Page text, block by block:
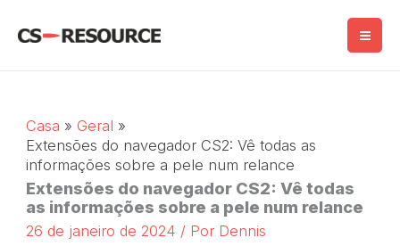
para
Casa
Geral
Extensões do navegador CS2: Vê todas as
informações sobre a pele num relance
Extensões do navegador CS2: Vê todas
as informações sobre a pele num relance
26 de janeiro de 2024 / Por Dennis